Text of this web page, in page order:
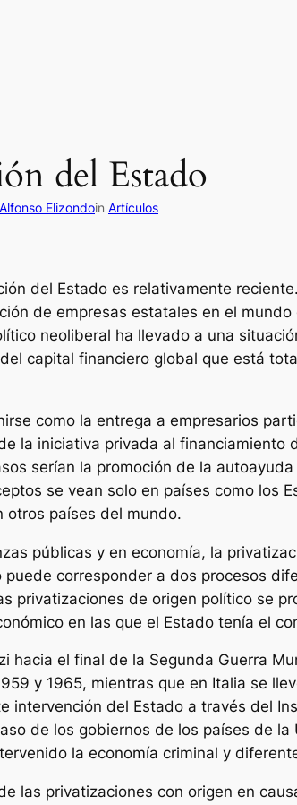
del Estado
Alfonso Elizondoin Artículos
del Estado es relativamente
de empresas estatales en el
neoliberal ha llevado a una
capital financiero global que está
como la entrega a empresarios
la iniciativa privada al
serían la promoción de la
se vean solo en países como los
otros países del mundo.
públicas y en economía, la
corresponder a dos procesos
privatizaciones de origen político se
en las que el Estado tenía el
hacia el final de la Segunda Guerra
y 1965, mientras que en Italia se
intervención del Estado a través del
de los gobiernos de los países de
la economía criminal y
las privatizaciones con origen en